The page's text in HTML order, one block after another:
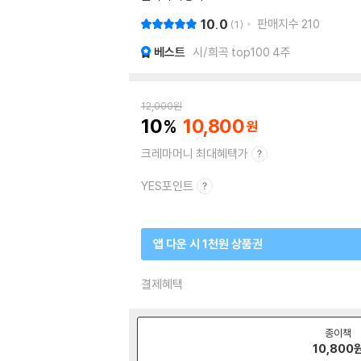
10.0 1 판매지수 210
베스트 시/희곡 top100 4주
12,000원
10 10,800
크레마머니 최대혜택가
YES포인트
앱 다운 시 1천원 상품권
결제혜택
종이책
10,800